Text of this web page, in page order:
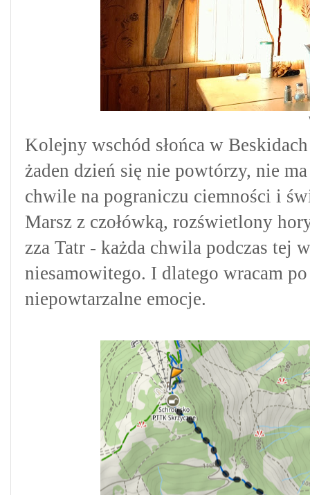
Kolejny wschód słońca w
żaden dzień się nie powtórzy, nie
chwile na pograniczu ciemności i
Marsz z czołówką, rozświetlony
zza Tatr - każda chwila podczas tej
niesamowitego. I dlatego wracam
niepowtarzalne emocje.